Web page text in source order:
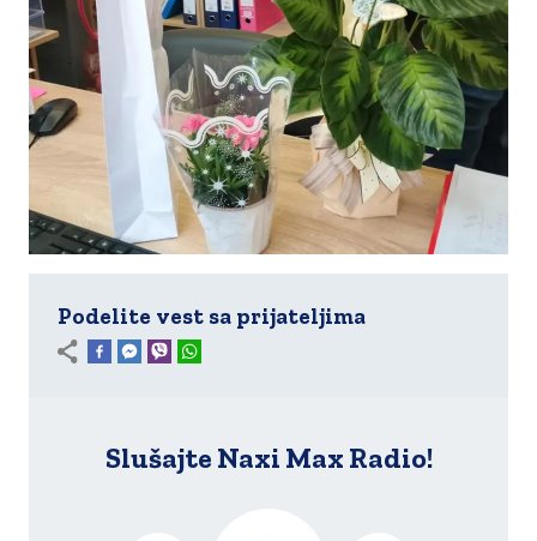
Podelite vest sa prijateljima
Slušajte Naxi Max Radio!